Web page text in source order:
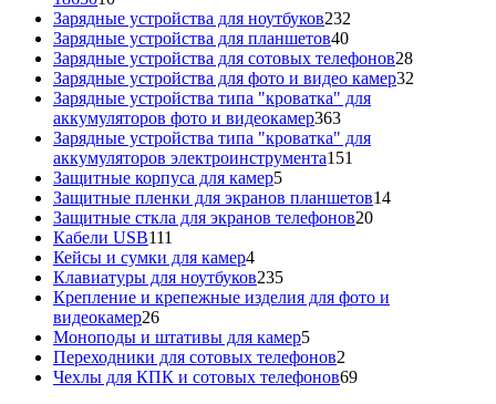
товаров
Зарядные устройства для ноутбуков232
Зарядные устройства для планшетов4040
товаров
Зарядные устройства для сотовых телефонов2828
товаров
Зарядные устройства для фото и видео камер32
Зарядные устройства типа "кроватка" для
аккумуляторов фото и видеокамер363363
товара
Зарядные устройства типа "кроватка" для
аккумуляторов электроинструмента151
Защитные корпуса для камер55
товаров
Защитные пленки для экранов планшетов1414
Защитные сткла для экранов телефонов2020
Кабели USB111
товаров
Кейсы и сумки для камер44
товара
Клавиатуры для ноутбуков235235
товаров
Крепление и крепежные изделия для фото и
видеокамер2626
товаров
Моноподы и штативы для камер55
товаров
Переходники для сотовых телефонов2
товара
Чехлы для КПК и сотовых телефонов6969